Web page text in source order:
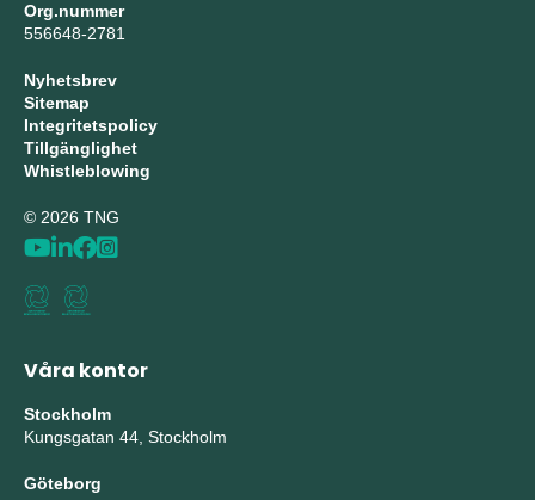
Org.nummer
556648-2781
Nyhetsbrev
Sitemap
Integritetspolicy
Tillgänglighet
Whistleblowing
© 2026 TNG
Våra kontor
Stockholm
Kungsgatan 44, Stockholm
Göteborg